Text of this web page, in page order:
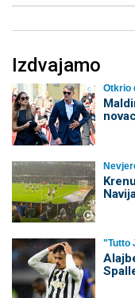
Izdvajamo
Otkrio
"Tutto